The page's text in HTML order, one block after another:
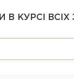
В КУРСІ